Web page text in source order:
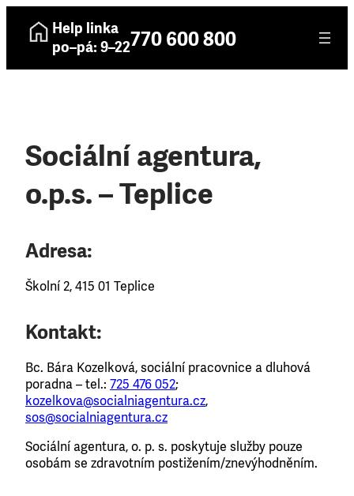
Help linka
po–pá: 9–22770 600 800
Sociální agentura,
o.p.s. – Teplice
Adresa:
Školní 2, 415 01 Teplice
Kontakt:
Bc. Bára Kozelková, sociální pracovnice a dluhová
poradna – tel.: 725 476 052;
kozelkova@socialniagentura.cz,
sos@socialniagentura.cz
Sociální agentura, o. p. s. poskytuje služby pouze
osobám se zdravotním postižením/znevýhodněním.